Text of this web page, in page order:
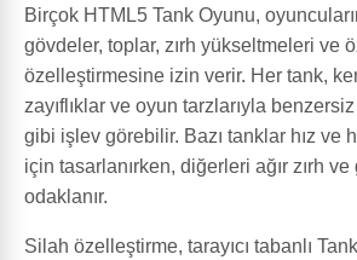
Birçok HTML5 Tank Oyunu,
gövdeler, toplar, zırh yükseltmeleri ve
özelleştirmesine izin verir. Her tank,
zayıflıklar ve oyun tarzlarıyla
gibi işlev görebilir. Bazı tanklar hız ve
için tasarlanırken, diğerleri ağır zırh
odaklanır.
Silah özelleştirme, tarayıcı tabanlı